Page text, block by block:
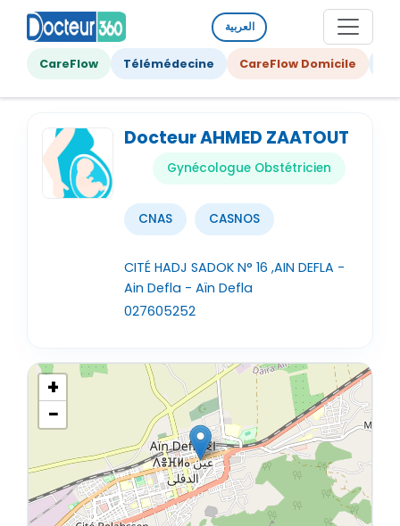
العربية
CareFlow Télémédecine CareFlow Domicile
Docteur AHMED ZAATOUT
Gynécologue Obstétricien
CNAS CASNOS
CITÉ HADJ SADOK N° 16 ,AIN DEFLA -
Ain Defla - Aïn Defla
027605252
+
−